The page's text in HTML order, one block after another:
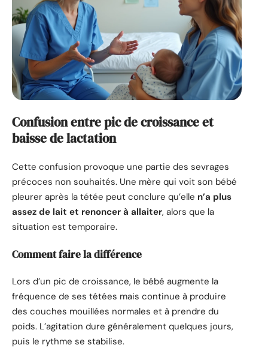
Confusion entre pic de croissance et
baisse de lactation
Cette confusion provoque une partie des sevrages
précoces non souhaités. Une mère qui voit son bébé
pleurer après la tétée peut conclure qu’elle n’a plus
assez de lait et renoncer à allaiter, alors que la
situation est temporaire.
Comment faire la différence
Lors d’un pic de croissance, le bébé augmente la
fréquence de ses tétées mais continue à produire
des couches mouillées normales et à prendre du
poids. L’agitation dure généralement quelques jours,
puis le rythme se stabilise.